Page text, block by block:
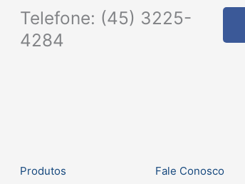
Telefone: (45) 3225-
4284
Produtos Fale Conosco